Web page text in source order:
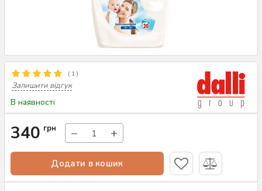
( 1 )
Залишити відгук
В наявності
340 грн − +
Додати в кошик